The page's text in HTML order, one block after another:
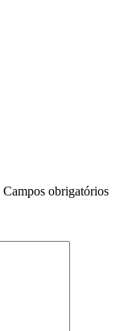
Campos obrigatórios